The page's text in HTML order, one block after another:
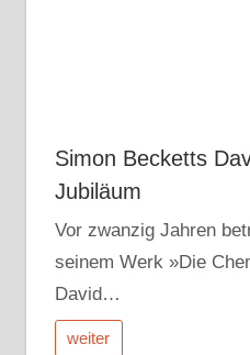
Simon Becketts
Jubiläum
Vor zwanzig Jahren
seinem Werk »Die
David…
weiter